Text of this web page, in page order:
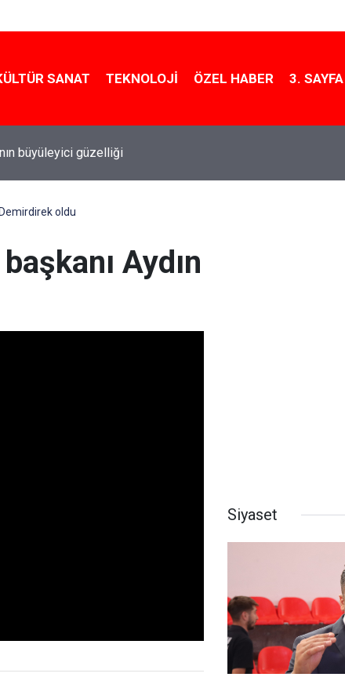
SANAT TEKNOLOJI ÖZEL HABER 3. SAYFA
büyüleyici güzelliği
oldu
Aydın
Siyaset